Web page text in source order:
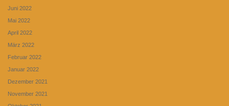
Juni 2022
Mai 2022
April 2022
März 2022
Februar 2022
Januar 2022
Dezember 2021
November 2021